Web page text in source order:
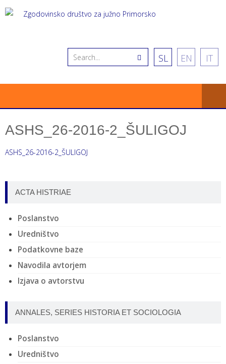
SL EN IT
ASHS_26-2016-2_ŠULIGOJ
ASHS_26-2016-2_ŠULIGOJ
ACTA HISTRIAE
Poslanstvo
Uredništvo
Podatkovne baze
Navodila avtorjem
Izjava o avtorstvu
ANNALES, SERIES HISTORIA ET SOCIOLOGIA
Poslanstvo
Uredništvo